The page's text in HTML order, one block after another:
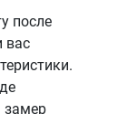
после
вас
замер